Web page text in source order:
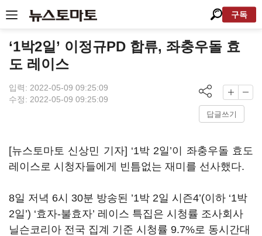
구독
‘1박2일’ 이정규PD 합류, 좌충우돌 효
도 레이스
입력: 2022-05-09 09:25:09
수정: 2022-05-09 09:25:09
답글쓰기
[뉴스토마토 신상민 기자] ‘1박 2일’이 좌충우돌 효도
레이스로 시청자들에게 빈틈없는 재미를 선사했다.
8일 저녁 6시 30분 방송된 ’1박 2일 시즌4’(이하 ‘1박
2일’) ‘효자-불효자’ 레이스 특집은 시청률 조사회사
닐슨코리아 전국 집계 기준 시청률 9.7%로 동시간대